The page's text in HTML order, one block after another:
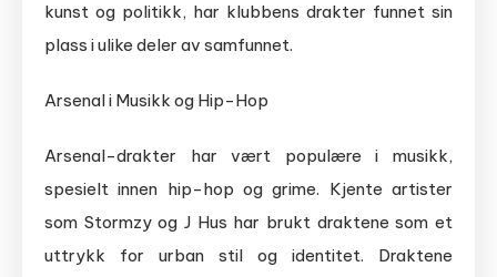
kunst og politikk, har klubbens drakter funnet sin
plass i ulike deler av samfunnet.
Arsenal i Musikk og Hip-Hop
Arsenal-drakter har vært populære i musikk,
spesielt innen hip-hop og grime. Kjente artister
som Stormzy og J Hus har brukt draktene som et
uttrykk for urban stil og identitet. Draktene